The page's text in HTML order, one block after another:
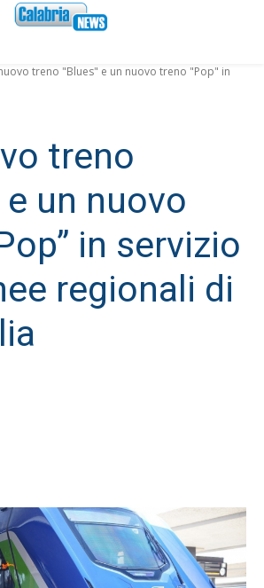
treno "Blues" e un nuovo treno "Pop" in
treno
e un nuovo
in servizio
regionali di